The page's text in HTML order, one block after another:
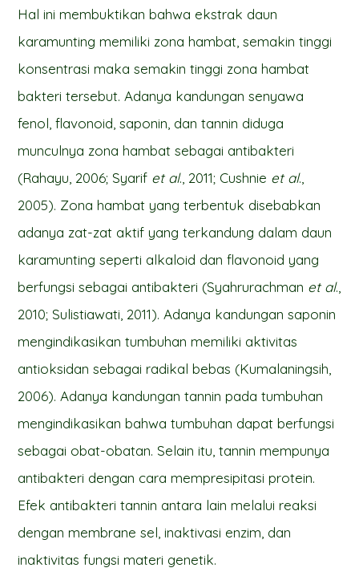
Hal ini membuktikan bahwa ekstrak daun
karamunting memiliki zona hambat, semakin tinggi
konsentrasi maka semakin tinggi zona hambat
bakteri tersebut. Adanya kandungan senyawa
fenol, flavonoid, saponin, dan tannin diduga
munculnya zona hambat sebagai antibakteri
(Rahayu, 2006; Syarif et al., 2011; Cushnie et al.,
2005). Zona hambat yang terbentuk disebabkan
adanya zat-zat aktif yang terkandung dalam daun
karamunting seperti alkaloid dan flavonoid yang
berfungsi sebagai antibakteri (Syahrurachman et al.,
2010; Sulistiawati, 2011). Adanya kandungan saponin
mengindikasikan tumbuhan memiliki aktivitas
antioksidan sebagai radikal bebas (Kumalaningsih,
2006). Adanya kandungan tannin pada tumbuhan
mengindikasikan bahwa tumbuhan dapat berfungsi
sebagai obat-obatan. Selain itu, tannin mempunya
antibakteri dengan cara mempresipitasi protein.
Efek antibakteri tannin antara lain melalui reaksi
dengan membrane sel, inaktivasi enzim, dan
inaktivitas fungsi materi genetik.